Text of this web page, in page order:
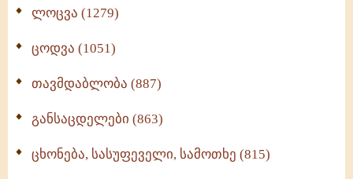
ლოცვა (1279)
ცოდვა (1051)
თავმდაბლობა (887)
განსაცდელები (863)
ცხონება, სასუფეველი, სამოთხე (815)